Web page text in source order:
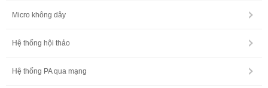
Micro không dây
Hệ thống hội thảo
Hệ thống PA qua mạng